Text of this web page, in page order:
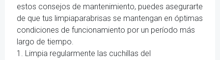
estos consejos de mantenimiento, puedes asegurarte
de que tus limpiaparabrisas se mantengan en óptimas
condiciones de funcionamiento por un período más
largo de tiempo.
1. Limpia regularmente las cuchillas del